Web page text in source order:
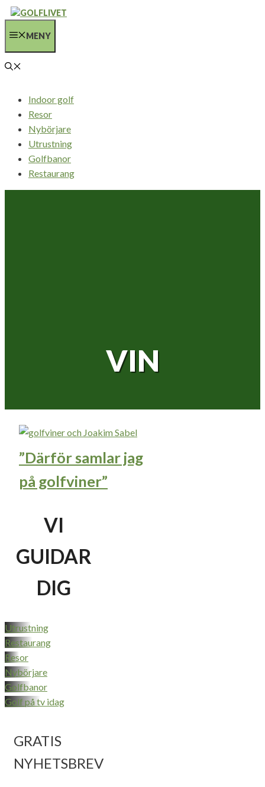
Hoppa
innehållMENY
Indoor golf
Resor
Nybörjare
Utrustning
Golfbanor
Restaurang
VIN
”Därför samlar jag
på golfviner”
VI
GUIDAR
DIG
Utrustning
Restaurang
Resor
Nybörjare
Golfbanor
Golf på tv idag
GRATIS
NYHETSBREV